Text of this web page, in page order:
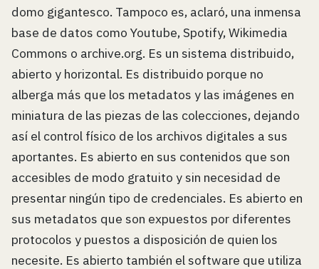
domo gigantesco. Tampoco es, aclaró, una inmensa
base de datos como Youtube, Spotify, Wikimedia
Commons o archive.org. Es un sistema distribuido,
abierto y horizontal. Es distribuido porque no
alberga más que los metadatos y las imágenes en
miniatura de las piezas de las colecciones, dejando
así el control físico de los archivos digitales a sus
aportantes. Es abierto en sus contenidos que son
accesibles de modo gratuito y sin necesidad de
presentar ningún tipo de credenciales. Es abierto en
sus metadatos que son expuestos por diferentes
protocolos y puestos a disposición de quien los
necesite. Es abierto también el software que utiliza